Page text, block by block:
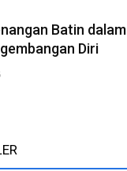
Batin dalam
Diri